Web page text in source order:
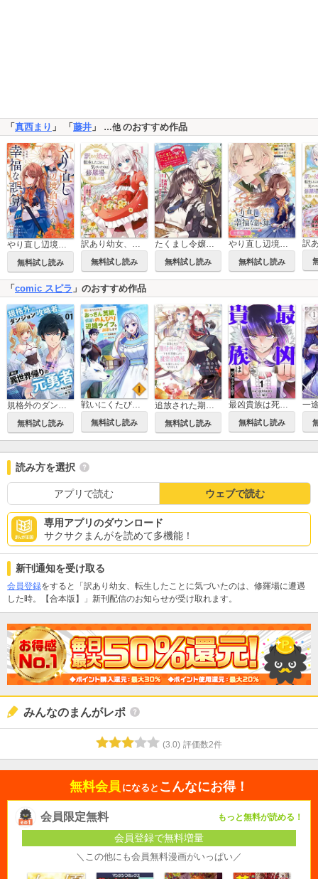
「真西まり 」 「藤井 」 …他のおすすめ作品
無料試し読み
訳あり幼女、転生したことに気づいたのは、修羅場に遭遇した時。【単行本版】
無料試し読み
たくまし令嬢はへこたれない！～妹に聖女の座を奪われたけど、騎士団でメイドとして働いています～@COMIC
無料試し読み
やり直し辺境伯夫人の幸福な誤算 THE COMIC【分冊版】
無料試し読み
「comic スピラ 」のおすすめ作品
無料試し読み
戦いにくたびれたおっさん英雄、引退してのんびり辺境ライフを謳歌します【電子単行本版】
無料試し読み
追放された期待外れ聖女ですが、聖婚により魔霊伯爵様に嫁ぐことになりました【単行本版】
無料試し読み
最凶貴族は死亡フラグを覆す【電子単行本版】
無料試し読み
読み方を選択
アプリで読む ウェブで読む
専用アプリのダウンロード
サクサクまんがを読めて多機能！
新刊通知を受け取る
会員登録をすると「訳あり幼女、転生したことに気づいたのは、修羅場に遭遇
した時。【合本版】」新刊配信のお知らせが受け取れます。
みんなのまんがレポ
(3.0) 評価数2件
無料会員 になると こんなにお得！
会員限定無料 もっと無料が読める！
会員登録で無料増量
＼この他にも会員無料漫画がいっぱい／